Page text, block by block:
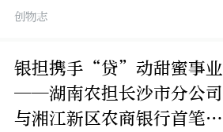
创物志
银担携手“贷”动甜蜜事业
——湖南农担长沙市分公司
与湘江新区农商银行首笔